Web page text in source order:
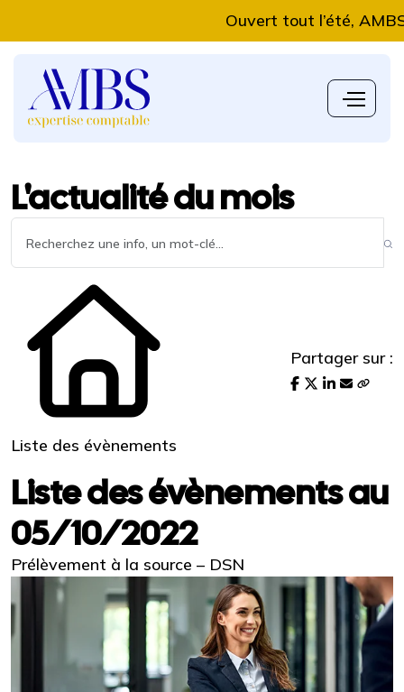
Ouvert tout l’été, AMBS
L'actualité du mois
Liste des évènements
Partager sur :
Liste des évènements au
05/10/2022
Prélèvement à la source – DSN